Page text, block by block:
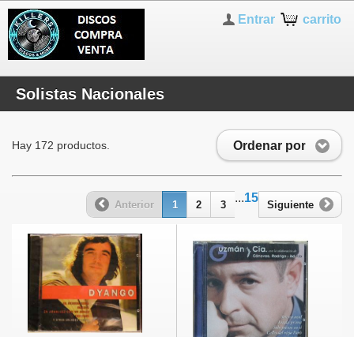
carrito
Entrar
Solistas Nacionales
Ordenar por
Hay 172 productos.
Anterior 1 2 3
...15
Siguiente